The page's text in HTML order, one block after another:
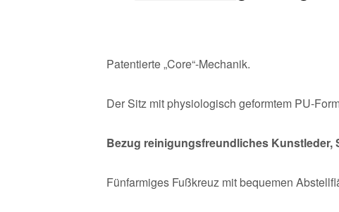
Patentierte „Core“-Mechanik.
Der Sitz mit physiologisch geformtem PU-
Bezug reinigungsfreundliches Kunstleder,
Fünfarmiges Fußkreuz mit bequemen